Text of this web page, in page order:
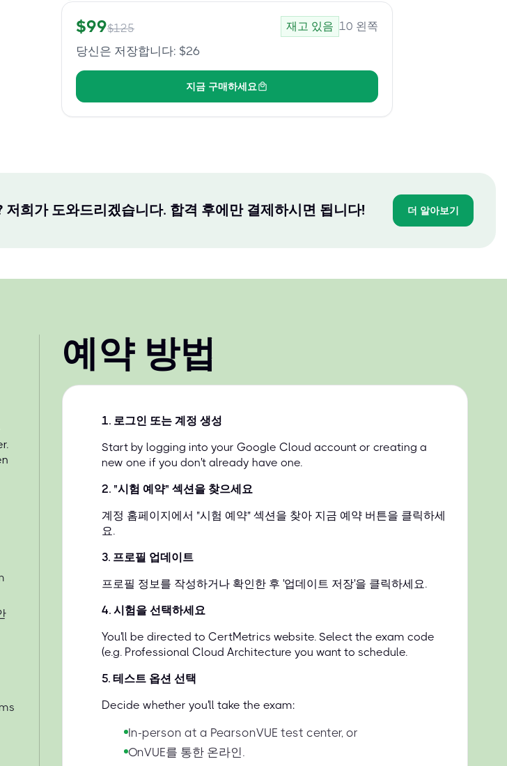
$99$125 재고 있음 10 왼쪽
당신은 저장합니다: $26
지금 구매하세요
저희가 도와드리겠습니다. 합격 후에만 결제하시면 됩니다! 더 알아보기
예약 방법
1. 로그인 또는 계정 생성
Start by logging into your Google Cloud account or creating a
new one if you don't already have one.
2. "시험 예약" 섹션을 찾으세요
계정 홈페이지에서 "시험 예약" 섹션을 찾아 지금 예약 버튼을 클릭하세
요.
3. 프로필 업데이트
프로필 정보를 작성하거나 확인한 후 '업데이트 저장'을 클릭하세요.
4. 시험을 선택하세요
You'll be directed to CertMetrics website. Select the exam code
(e.g. Professional Cloud Architecture you want to schedule.
5. 테스트 옵션 선택
Decide whether you'll take the exam:
In-person at a PearsonVUE test center, or
OnVUE를 통한 온라인.